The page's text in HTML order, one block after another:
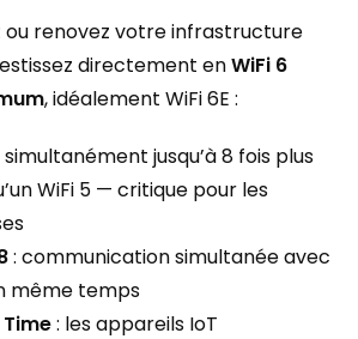
ou renovez votre infrastructure
directement enWiFi 6
, idéalement WiFi 6E :
jusqu’à 8 fois plus
WiFi 5 — critique pour les
: communication simultanée avec
même temps
: les appareils IoT